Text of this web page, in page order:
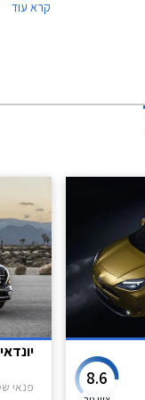
הונדה,
קרא עוד
8.6
יונדאי
פנאי